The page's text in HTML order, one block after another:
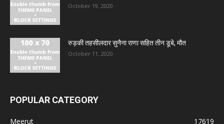
October 19, 2020
रुड़की तहसीलदार सुनैना राणा सहित तीन डूबे, मौत
October 11, 2020
POPULAR CATEGORY
Meerut 17619